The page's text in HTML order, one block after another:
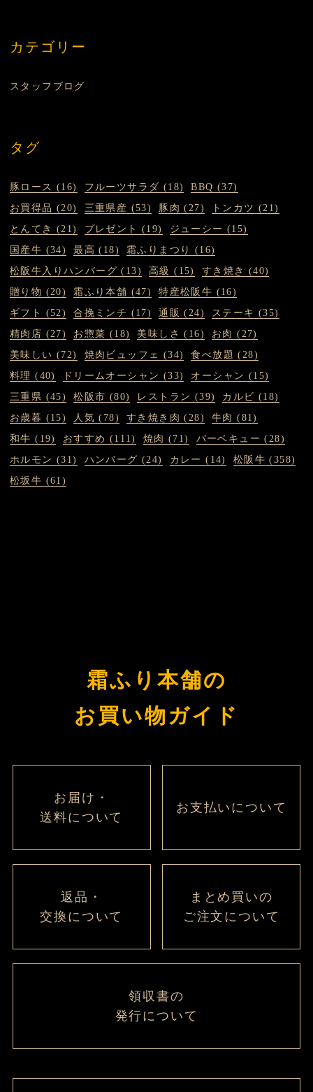
カテゴリー
スタッフブログ
タグ
豚ロース (16) フルーツサラダ (18)
BBQ (37)
お買得品 (20)
三重県産 (53) 豚肉 (27)
トンカツ (21)
とんてき (21)
プレゼント (19)
ジューシー (15)
国産牛 (34)
最高 (18)
霜ふりまつり (16)
松阪牛入りハンバーグ (13)
高級 (15)
すき焼き (40)
贈り物 (20)
霜ふり本舗 (47)
特産松阪牛 (16)
ギフト (52)
合挽ミンチ (17) 通販 (24)
ステーキ (35)
精肉店 (27)
お惣菜 (18) 美味しさ (16)
お肉 (27)
美味しい (72)
焼肉ビュッフェ (34)
食べ放題 (28)
料理 (40)
ドリームオーシャン (33)
オーシャン (15)
三重県 (45)
松阪市 (80) レストラン (39)
カルビ (18)
お歳暮 (15)
人気 (78) すき焼き肉 (28)
牛肉 (81)
和牛 (19)
おすすめ (111) 焼肉 (71)
バーベキュー (28)
ホルモン (31)
ハンバーグ (24) カレー (14)
松阪牛 (358)
松坂牛 (61)
霜ふり本舗の
お買い物ガイド
お届け・
送料について
お支払いについて
返品・
交換について
まとめ買いの
ご注文について
領収書の
発行について